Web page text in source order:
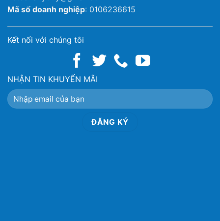
Mã số doanh nghiệp: 0106236615
Kết nối với chúng tôi
NHẬN TIN KHUYẾN MÃI